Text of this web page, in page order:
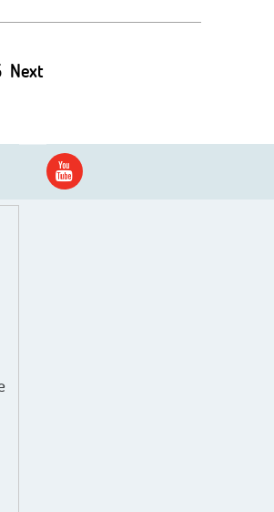
Next